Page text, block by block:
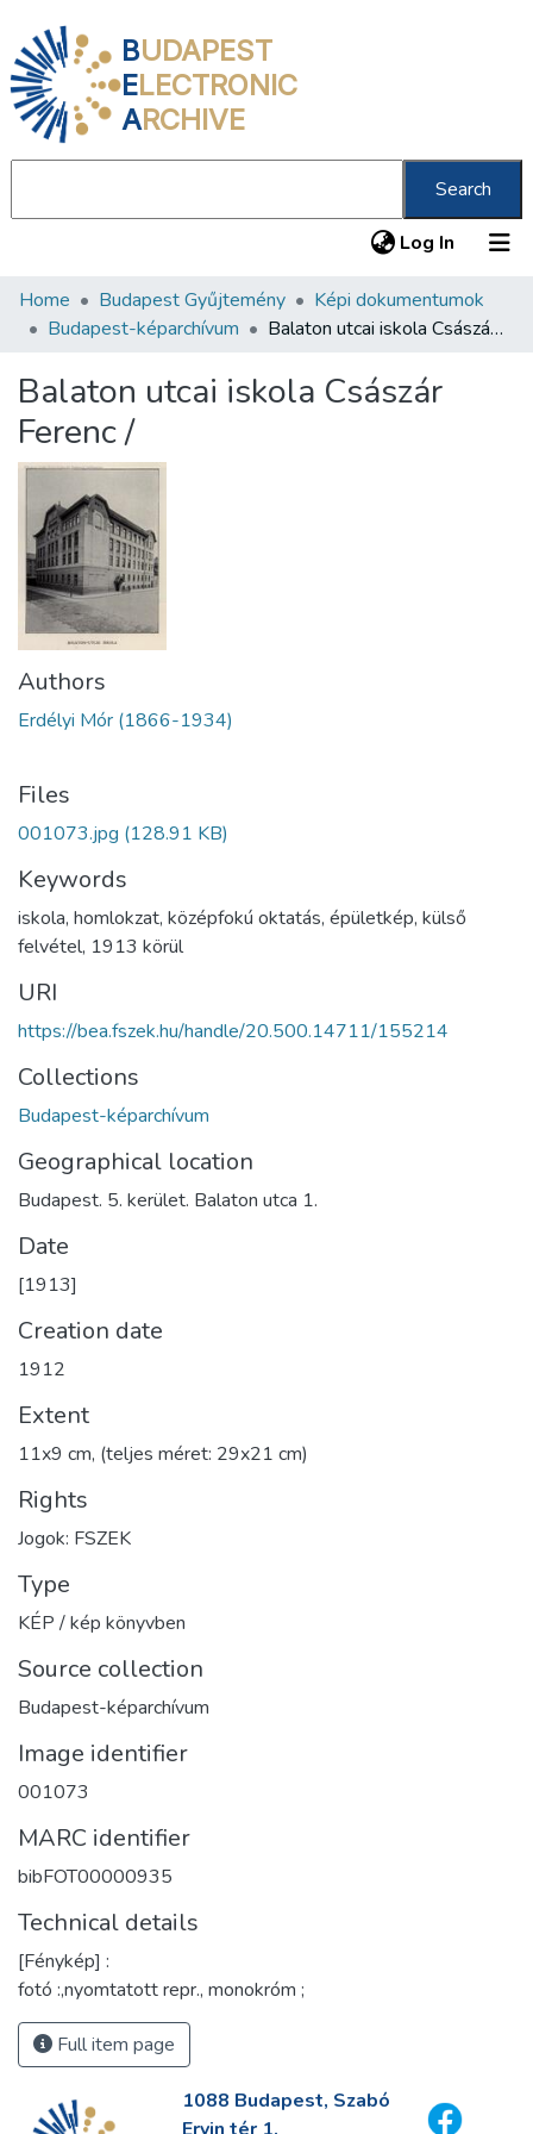
BUDAPEST
ELECTRONIC
ARCHIVE
Search
Log In (current)
Communities & Collections
Statistics
About us
Home Budapest Gyűjtemény
Képi dokumentumok
Budapest-képarchívum
Balaton utcai iskola Császár Ferenc /
Balaton utcai iskola Császár
Ferenc /
Authors
Erdélyi Mór (1866-1934)
Files
001073.jpg (128.91 KB)
Keywords
iskola, homlokzat, középfokú oktatás, épületkép, külső
felvétel, 1913 körül
URI
https://bea.fszek.hu/handle/20.500.14711/155214
Collections
Budapest-képarchívum
Geographical location
Budapest. 5. kerület. Balaton utca 1.
Date
[1913]
Creation date
1912
Extent
11x9 cm, (teljes méret: 29x21 cm)
Rights
Jogok: FSZEK
Type
KÉP / kép könyvben
Source collection
Budapest-képarchívum
Image identifier
001073
MARC identifier
bibFOT00000935
Technical details
[Fénykép] :
fotó :,nyomtatott repr., monokróm ;
Full item page
1088 Budapest, Szabó